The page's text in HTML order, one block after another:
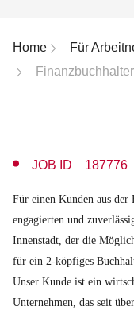
Breadcrumb-
Home
Für
JOB ID 187776
Für einen Kunden aus der
engagierten und
Innenstadt, der die
für ein 2-köpfiges
Unser Kunde ist ein
Unternehmen, das seit